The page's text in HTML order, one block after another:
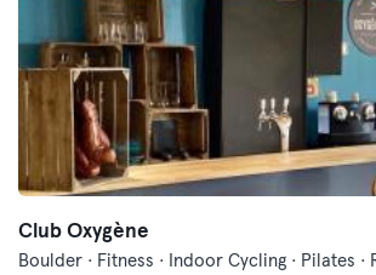
Club Oxygène